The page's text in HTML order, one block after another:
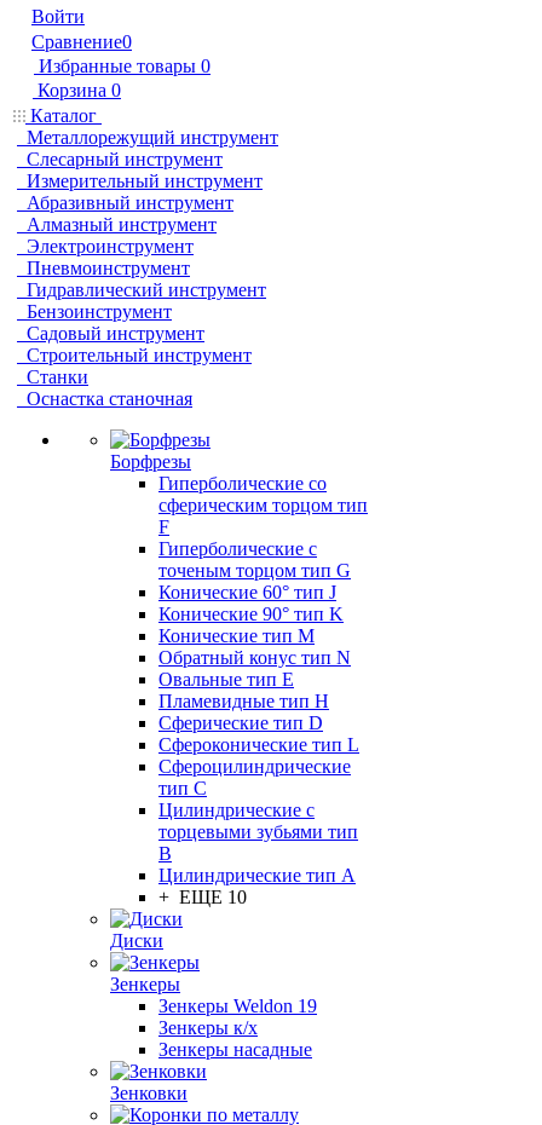
Войти
Сравнение0
Избранные товары 0
Корзина 0
Каталог
Металлорежущий инструмент
Слесарный инструмент
Измерительный инструмент
Абразивный инструмент
Алмазный инструмент
Электроинструмент
Пневмоинструмент
Гидравлический инструмент
Бензоинструмент
Садовый инструмент
Строительный инструмент
Станки
Оснастка станочная
Борфрезы
Гиперболические cо
сферическим торцом тип
F
Гиперболические с
точеным торцом тип G
Конические 60° тип J
Конические 90° тип K
Конические тип M
Обратный конус тип N
Овальные тип E
Пламевидные тип H
Сферические тип D
Сфероконические тип L
Сфероцилиндрические
тип C
Цилиндрические с
торцевыми зубьями тип
B
Цилиндрические тип А
+ ЕЩЕ 10
Диски
Зенкеры
Зенкеры Weldon 19
Зенкеры к/х
Зенкеры насадные
Зенковки